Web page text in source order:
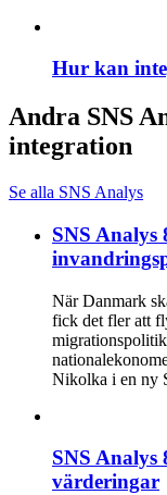
Hur kan
Andra SNS
integration
Se alla SNS Analys
SNS Analys
När Danmark
fick det fler att
Nikolka i en ny
SNS
värderingar